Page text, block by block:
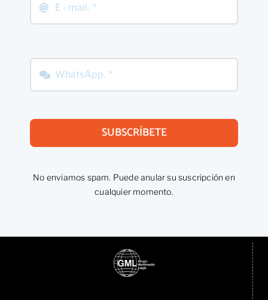
SUBSCRÍBETE
No enviamos spam. Puede anular su suscripción en
cualquier momento.